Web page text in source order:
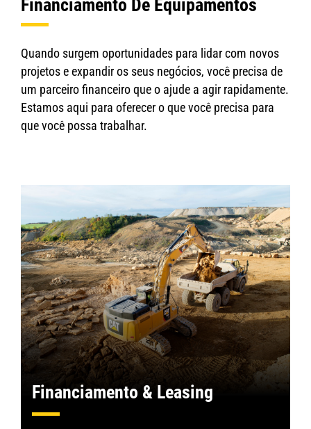
Financiamento De Equipamentos
Quando surgem oportunidades para lidar com novos
projetos e expandir os seus negócios, você precisa de
um parceiro financeiro que o ajude a agir rapidamente.
Estamos aqui para oferecer o que você precisa para
que você possa trabalhar.
Financiamento & Leasing